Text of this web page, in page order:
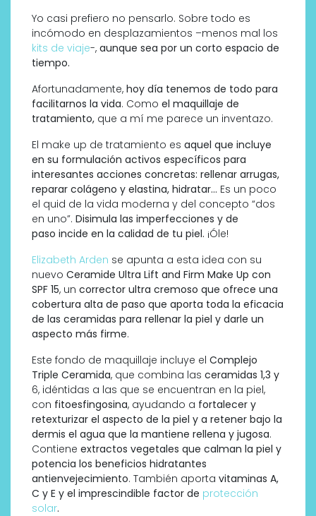
Yo casi prefiero no pensarlo. Sobre todo es
incómodo en desplazamientos –menos mal los
kits de viaje-, aunque sea por un corto espacio de
tiempo.
Afortunadamente, hoy día tenemos de todo para
facilitarnos la vida. Como el maquillaje de
tratamiento, que a mí me parece un inventazo.
El make up de tratamiento es aquel que incluye
en su formulación activos específicos para
interesantes acciones concretas: rellenar arrugas,
reparar colágeno y elastina, hidratar… Es un poco
el quid de la vida moderna y del concepto “dos
en uno”. Disimula las imperfecciones y de
paso incide en la calidad de tu piel. ¡Óle!
Elizabeth Arden se apunta a esta idea con su
nuevo Ceramide Ultra Lift and Firm Make Up con
SPF 15, un corrector ultra cremoso que ofrece una
cobertura alta de paso que aporta toda la eficacia
de las ceramidas para rellenar la piel y darle un
aspecto más firme.
Este fondo de maquillaje incluye el Complejo
Triple Ceramida, que combina las ceramidas 1,3 y
6, idéntidas a las que se encuentran en la piel,
con fitoesfingosina, ayudando a fortalecer y
retexturizar el aspecto de la piel y a retener bajo la
dermis el agua que la mantiene rellena y jugosa.
Contiene extractos vegetales que calman la piel y
potencia los beneficios hidratantes
antienvejecimiento. También aporta vitaminas A,
C y E y el imprescindible factor de protección
solar.